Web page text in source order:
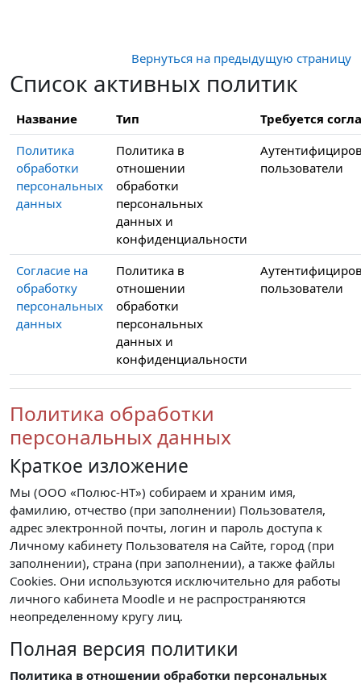
Вернуться на предыдущую страницу
Список активных политик
Название Тип
Требуется
Политика
обработки
персональных
данных
Политика в
отношении
обработки
персональных
данных и
конфиденциальности
пользователи
Согласие на
обработку
персональных
данных
Политика в
отношении
обработки
персональных
данных и
конфиденциальности
пользователи
Политика обработки
персональных данных
Краткое изложение
Мы (ООО «Полюс-НТ») собираем и храним имя,
фамилию, отчество (при заполнении) Пользователя,
адрес электронной почты, логин и пароль доступа к
Личному кабинету Пользователя на Сайте, город (при
заполнении), страна (при заполнении), а также файлы
Cookies. Они используются исключительно для работы
личного кабинета Moodle и не распространяются
неопределенному кругу лиц.
Полная версия политики
Политика в отношении обработки персональных